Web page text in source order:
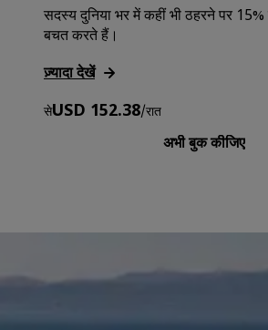
सदस्य दुनिया भर में कहीं भी ठहरने पर
बचत करते हैं।
ज़्यादा देखें
सेUSD 152.38/रात
अभी बुक कीजिए